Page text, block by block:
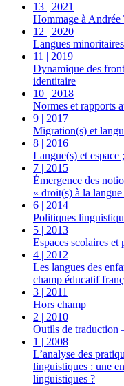
13 | 2021
Hommage à
12 | 2020
Langues
11 | 2019
Dynamique des
identitaire
10 | 2018
Normes et rapports
9 | 2017
Migration(s) et
8 | 2016
Langue(s) et
7 | 2015
Émergence des
« droit(s) à la langue
6 | 2014
Politiques
5 | 2013
Espaces scolaires
4 | 2012
Les langues des
champ éducatif
3 | 2011
Hors champ
2 | 2010
Outils de traduction
1 | 2008
L’analyse des
linguistiques : une
linguistiques ?